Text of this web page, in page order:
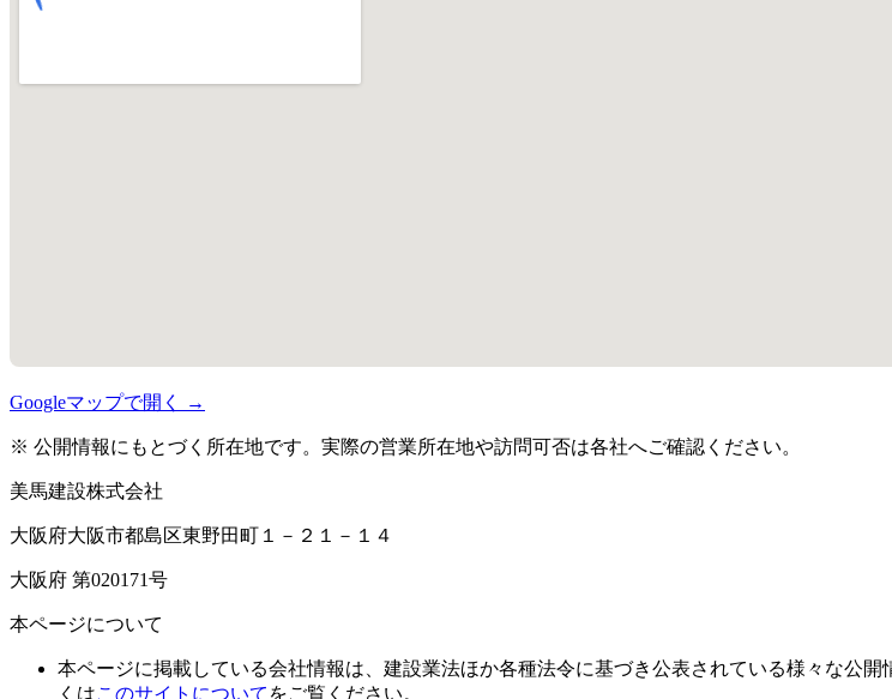
Googleマップで開く →
※ 公開情報にもとづく所在地です。実際の営業所在地や訪問可否は各社へご確認ください。
美馬建設株式会社
大阪府大阪市都島区東野田町１－２１－１４
大阪府 第020171号
本ページについて
本ページに掲載している会社情報は、建設業法ほか各種法令に基づき公表されている様々な公開
くはこのサイトについて をご覧ください。